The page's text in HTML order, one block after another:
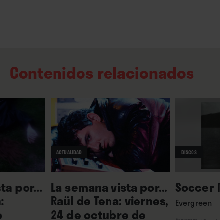
Contenidos relacionados
por...
ACTUALIDAD
La semana vista por...
Raül de Tena: viernes,
24 de octubre de
DISCOS
Soccer
Evergreen